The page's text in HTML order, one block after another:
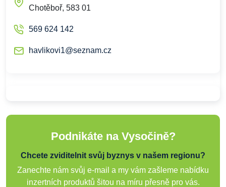
Chotěboř, 583 01
569 624 142
havlikovi1@seznam.cz
Podnikáte na Vysočině?
Chcete zviditelnit svůj byznys v našem regionu?
Zanechte nám svůj e-mail a my vám zašleme nabídku
inzertních produktů šitou na míru přesně pro vás.